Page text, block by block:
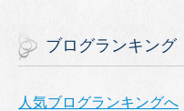
ブログランキング
人気ブログランキングへ